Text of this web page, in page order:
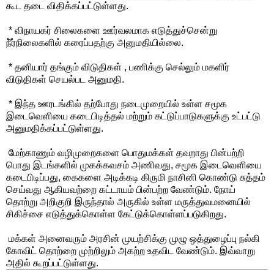
கூட தடை விதிக்கப்பட்டுள்ளது.
* விநாயகர் சிலைகளை ஊர்வலமாக எடுத்துச்சென்று
நீ்ர்நிலைகளில் கரைப்பதற்கு அனுமதியில்லை.
* தனியார் தங்கும் விடுதிகள் , பணிக்கு செல்லும் மகளிர்
விடுதிகள் செயல்பட அனுமதி.
* இந்த ஊரடங்கில் தற்போது நடைமுறையில் உள்ள சமூக
இடைவெளியை கடைபிடித்தல் மற்றும் கட்டுப்பாடுகளுக்கு உட்பட்டு
அனுமதிக்கப்பட்டுள்ளது.
மேற்காணும் வழிமுறைகளை பொதுமக்கள் தவறாது பின்பற்றி
பொது இடங்களில் முகக்கவசம் அணிவது, சமூக இடைவெளியை
கடைபிடிப்பது, கைகளை அடிக்கடி கிருமி நாசினி கொண்டு சுத்தம்
செய்வது ஆகியவற்றை கட்டாயம் பின்பற்ற வேண்டும். நோய்
தொற்று அறிகுறி இருந்தால் அருகில் உள்ள மருத்துவமனையில்
சிகிச்சை எடுத்துக்கொள்ள கேட்டுக்கொள்ளப்படுகிறது.
மக்கள் அனைவரும் அரசின் முயற்சிக்கு முழு ஒத்துழைப்பு நல்கி
கோவிட் தொற்றை முற்றிலும் அகற்ற உதவிட வேண்டும். இவ்வாறு
அதில் கூறப்பட்டுள்ளது.